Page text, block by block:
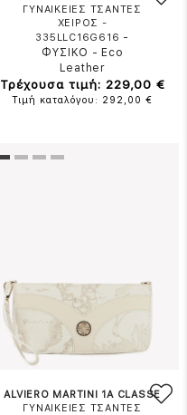
ΓΥΝΑΙΚΕΙΕΣ ΤΣΑΝΤΕΣ
ΧΕΙΡΟΣ -
335LLC16G616 -
ΦΥΣΙΚΟ - Eco
Leather
Τρέχουσα τιμή: 229,00 €
Τιμή καταλόγου: 292,00 €
ALVIERO MARTINI 1A CLASSE
ΓΥΝΑΙΚΕΙΕΣ ΤΣΑΝΤΕΣ